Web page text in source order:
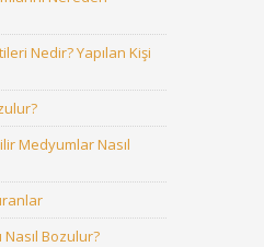
Nedir? Yapılan Kişi
Medyumlar Nasıl
Nasıl Bozulur?